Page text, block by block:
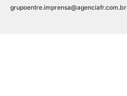
grupoentre.imprensa@agenciafr.com.br